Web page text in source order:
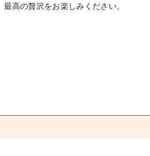
最高の贅沢をお楽しみください。